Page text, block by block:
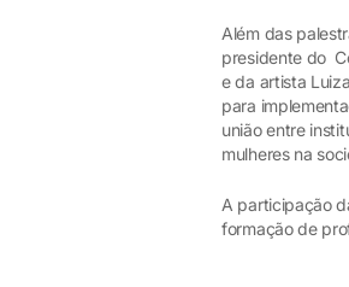
Além das
presidente do
e da artista
para
união entre
mulheres na
A participação
formação de